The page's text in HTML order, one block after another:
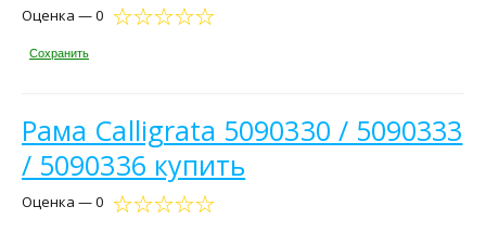
Оценка — 0
Сохранить
Рама Calligrata 5090330 / 5090333
/ 5090336 купить
Оценка — 0